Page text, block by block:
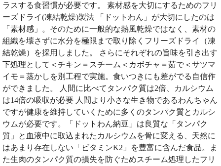
ラスする食習慣が必要です。 素材感を大切にするためのフリ
ーズドライ(凍結乾燥)製法 「ドットわん」が大切にしたのは
「素材感」。そのために一般的な熱風乾燥ではなく、素材の
組織を壊さずに水分を極限まで取り除くフリーズドライ（凍
結乾燥）を採用しました。 さらにそれぞれの旨味を引き出す
下処理として＜チキン＝スチーム＜カボチャ＝茹で＜サツマ
イモ＝蒸かしを別工程で実施。食いつきにも差がでる自信作
ができました。 人間に比べてタンパク質は2倍、カルシウム
は14倍の吸収が必要 人間より小さな生き物であるわんちゃん
ですが健康を維持していくために多くのタンパク質とカルシ
ウムが必要です。「ドットわん納豆」は良質な「タンパク
質」と血液中に取込まれたカルシウムを骨に変える、天然に
はあまり存在しない「ビタミンK2」を豊富に含んだ食品。ま
た生肉のタンパク質の損失を防ぐためスチーム処理したフリ